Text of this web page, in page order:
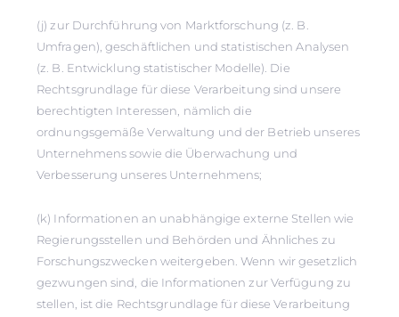
(j) zur Durchführung von Marktforschung (z. B.
Umfragen), geschäftlichen und statistischen Analysen
(z. B. Entwicklung statistischer Modelle). Die
Rechtsgrundlage für diese Verarbeitung sind unsere
berechtigten Interessen, nämlich die
ordnungsgemäße Verwaltung und der Betrieb unseres
Unternehmens sowie die Überwachung und
Verbesserung unseres Unternehmens;
(k) Informationen an unabhängige externe Stellen wie
Regierungsstellen und Behörden und Ähnliches zu
Forschungszwecken weitergeben. Wenn wir gesetzlich
gezwungen sind, die Informationen zur Verfügung zu
stellen, ist die Rechtsgrundlage für diese Verarbeitung